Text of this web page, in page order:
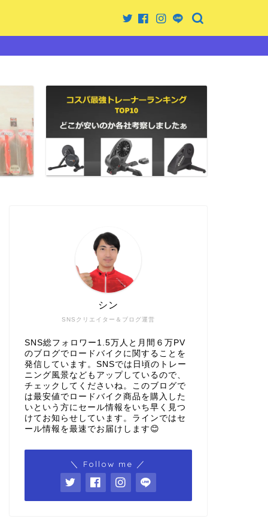
SNSクリエイター＆ブログ運営
シン
SNS総フォロワー1.5万人と月間６万PV
のブログでロードバイクに関することを
発信しています。SNSでは日頃のトレー
ニング風景などもアップしているので、
チェックしてくださいね。このブログで
は最安値でロードバイク商品を購入した
いという方にセール情報をいち早く見つ
けてお知らせしています。ラインではセ
ール情報を最速でお届けします😊
＼ Follow me ／